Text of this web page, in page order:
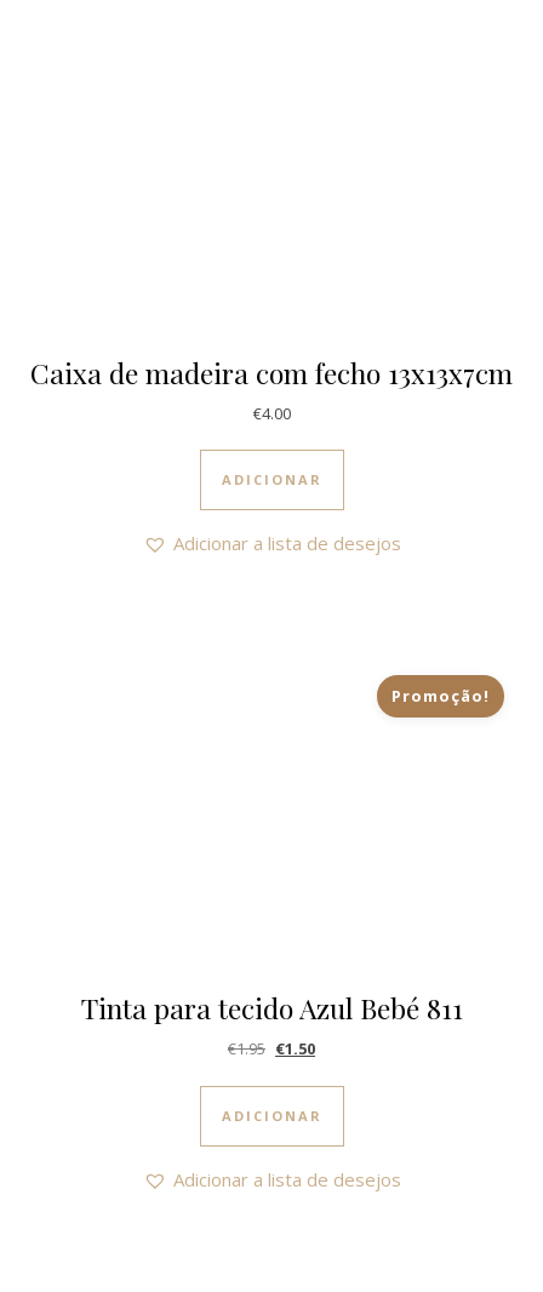
Caixa de madeira com fecho 13x13x7cm
€4.00
ADICIONAR
Adicionar a lista de desejos
Promoção!
Tinta para tecido Azul Bebé 811
€1.95 O preço original era: €1.95.
€1.50O preço atual é: €1.50.
ADICIONAR
Adicionar a lista de desejos